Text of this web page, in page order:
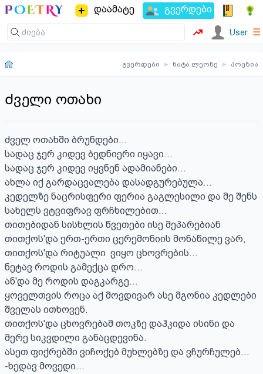
დაამატე გვერდები
User ☰
გვერდები ▸ ნატა ლეონე ▸ პოეზია
Ძველი ოთახი
ძველ ოთახში ბრუნდები...
სადაც ჯერ კიდევ ბედნიერი იყავი...
სადაც ჯერ კიდევ იყვნენ ადამიანები...
ახლა იქ გარდაცვალება დასადგურებულა...
კედელზე ნაცრისფერი ფერია გაგლესილი და მე შენს
სახელს ვტვიფრავ ფრჩხილებით...
თითებიდან სისხლის წვეთები ისე მეპარებიან
თითქოს'და ერთ-ერთი ცერემონიის მონაწილე ვარ,
თითქოს'და რიტუალი  ვიყო ცხოვრების...
ნეტავ როდის გამექცა დრო...
ან'და მე როდის დაგკარგე...
ყოველთვის როცა აქ მოვდივარ ასე მგონია კედლები
შველას ითხოვენ.
თითქოს'და ცხოვრებამ თოკზე დაჰკიდა ისინი და
მერე სიკვდილი განაცდევინა.
ასეთ ფიქრებში ვიჩოქებ მუხლებზე და ვჩურჩულებ...
-ხედავ მოვედი...